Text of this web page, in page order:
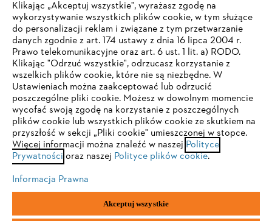
STIHL FAQ
Serwis
Polityka prywatności Wskazówki prawne Cookies
Informacje prawne
"ANDREAS STIHL" SP. Z O.O. z siedzibą w Sadach, 62-080 Tarnowo
TWOJA PRZEGLĄDARKA NIE JEST
OBSŁUGIWANA
Korzystasz z przeglądarki, której jeszcze nie obsługujemy. W
celu optymalnego korzystania z naszej strony zalecamy
przejście do jednej z następujących przeglądarek:
Firefox Chrome
Klikając „Akceptuj wszystkie", wyrażasz zgodę na
wykorzystywanie wszystkich plików cookie, w tym służące
do personalizacji reklam i związane z tym przetwarzanie
danych zgodnie z art. 174 ustawy z dnia 16 lipca 2004 r.
Prawo telekomunikacyjne oraz art. 6 ust. 1 lit. a) RODO.
Klikając "Odrzuć wszystkie", odrzucasz korzystanie z
wszelkich plików cookie, które nie są niezbędne. W
Ustawieniach można zaakceptować lub odrzucić
poszczególne pliki cookie. Możesz w dowolnym momencie
wycofać swoją zgodę na korzystanie z poszczególnych
plików cookie lub wszystkich plików cookie ze skutkiem na
przyszłość w sekcji „Pliki cookie" umieszczonej w stopce.
Więcej informacji można znaleźć w naszej Polityce
Prywatności oraz naszej Polityce plików cookie.
Informacja Prawna
Akceptuj wszystkie